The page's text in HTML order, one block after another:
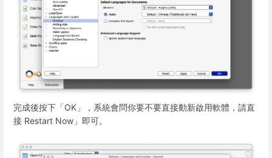
完成後按下「OK」，系統會問你要不要直接動新啟用軟體，請直
接 Restart Now」即可。